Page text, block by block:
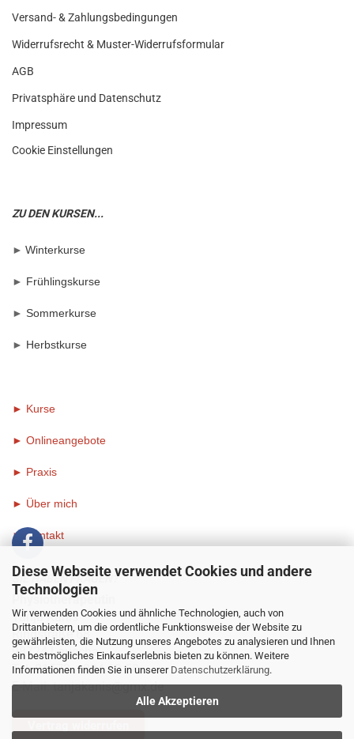
Diese Webseite verwendet Cookies und andere
Technologien
Wir verwenden Cookies und ähnliche Technologien, auch von
Drittanbietern, um die ordentliche Funktionsweise der Website zu
gewährleisten, die Nutzung unseres Angebotes zu analysieren und Ihnen
ein bestmögliches Einkaufserlebnis bieten zu können. Weitere
Informationen finden Sie in unserer Datenschutzerklärung.
Alle Akzeptieren
Versand- & Zahlungsbedingungen
Widerrufsrecht & Muster-Widerrufsformular
AGB
Privatsphäre und Datenschutz
Impressum
Cookie Einstellungen
ZU DEN KURSEN...
► Winterkurse
► Frühlingskurse
► Sommerkurse
► Herbstkurse
► Kurse
► Onlineangebote
► Praxis
► Über mich
►Kontakt
SIE HABEN FRAGEN?
Physiotherapeutin
Tanja Kanis
Ringstraße 68
98724 Lauscha
Tel: 01573 - 934 68 58
E-Mail:tanjakanis@gmx.de